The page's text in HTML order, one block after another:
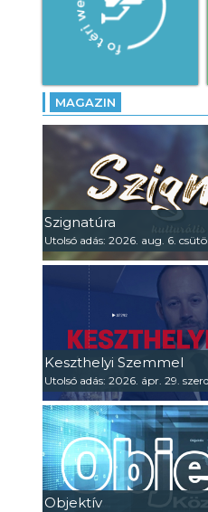
MAGAZIN
Szignatúra
Utolsó adás: 2026. aug. 6.
Keszthelyi Szemmel
Utolsó adás: 2026. ápr. 29.
Objektív